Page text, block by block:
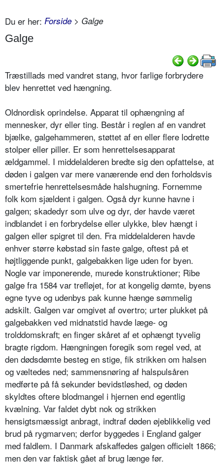
Du er her: Forside > Galge
Galge
Træstillads med vandret stang, hvor farlige forbrydere
blev henrettet ved hængning.
Oldnordisk oprindelse. Apparat til ophængning af
mennesker, dyr eller ting. Består i reglen af en vandret
bjælke, galgehammeren, støttet af en eller flere lodrette
stolper eller piller. Er som henrettelsesapparat
ældgammel. I middelalderen bredte sig den opfattelse, at
døden i galgen var mere vanærende end den forholdsvis
smertefrie henrettelsesmåde halshugning. Fornemme
folk kom sjældent i galgen. Også dyr kunne havne i
galgen; skadedyr som ulve og dyr, der havde været
indblandet i en forbrydelse eller ulykke, blev hængt i
galgen eller spigret til den. Fra middelalderen havde
enhver større købstad sin faste galge, oftest på et
højtliggende punkt, galgebakken lige uden for byen.
Nogle var imponerende, murede konstruktioner; Ribe
galge fra 1584 var trefløjet, for at kongelig dømte, byens
egne tyve og udenbys pak kunne hænge sømmelig
adskilt. Galgen var omgivet af overtro; urter plukket på
galgebakken ved midnatstid havde læge- og
trolddomskraft; en finger skåret af et ophængt tyvelig
bragte rigdom. Hængningen foregik som regel ved, at
den dødsdømte besteg en stige, fik strikken om halsen
og væltedes ned; sammensnøring af halspulsåren
medførte på få sekunder bevidstløshed, og døden
skyldtes oftere blodmangel i hjernen end egentlig
kvælning. Var faldet dybt nok og strikken
hensigtsmæssigt anbragt, indtraf døden øjeblikkelig ved
brud på rygmarven; derfor byggedes i England galger
med faldlem. I Danmark afskaffedes galgen officielt 1866;
men den var faktisk gået af brug længe før.